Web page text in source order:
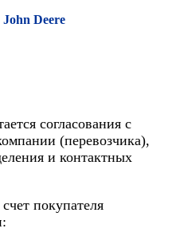
Deere
согласования с
(перевозчика),
и контактных
покупателя